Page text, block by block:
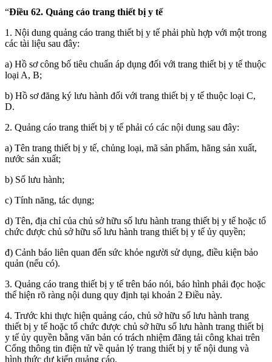
“Điều 62. Quảng cáo trang thiết bị y tế
1. Nội dung quảng cáo trang thiết bị y tế phải phù hợp với một trong
các tài liệu sau đây:
a) Hồ sơ công bố tiêu chuẩn áp dụng đối với trang thiết bị y tế thuộc
loại A, B;
b) Hồ sơ đăng ký lưu hành đối với trang thiết bị y tế thuộc loại C,
D.
2. Quảng cáo trang thiết bị y tế phải có các nội dung sau đây:
a) Tên trang thiết bị y tế, chủng loại, mã sản phẩm, hãng sản xuất,
nước sản xuất;
b) Số lưu hành;
c) Tính năng, tác dụng;
d) Tên, địa chỉ của chủ sở hữu số lưu hành trang thiết bị y tế hoặc tổ
chức được chủ sở hữu số lưu hành trang thiết bị y tế ủy quyền;
đ) Cảnh báo liên quan đến sức khỏe người sử dụng, điều kiện bảo
quản (nếu có).
3. Quảng cáo trang thiết bị y tế trên báo nói, báo hình phải đọc hoặc
thể hiện rõ ràng nội dung quy định tại khoản 2 Điều này.
4. Trước khi thực hiện quảng cáo, chủ sở hữu số lưu hành trang
thiết bị y tế hoặc tổ chức được chủ sở hữu số lưu hành trang thiết bị
y tế ủy quyền bằng văn bản có trách nhiệm đăng tải công khai trên
Cổng thông tin điện tử về quản lý trang thiết bị y tế nội dung và
hình thức dự kiến quảng cáo.